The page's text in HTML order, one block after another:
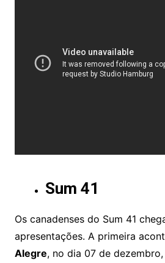
Sum 41
Os canadenses do Sum 41
apresentações. A primeira
Alegre, no dia 07 de